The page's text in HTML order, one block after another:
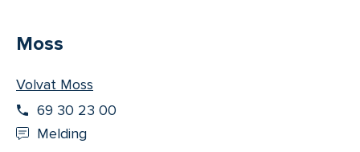
Moss
Volvat Moss
69 30 23 00
Melding